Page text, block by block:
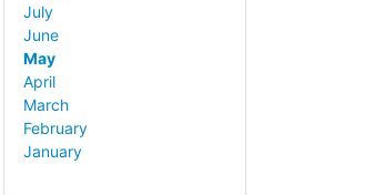
July
June
May
April
March
February
January